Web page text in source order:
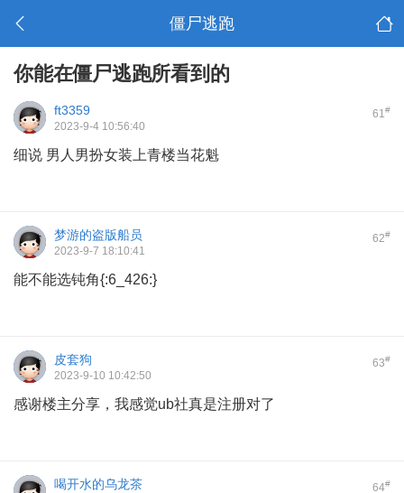
僵尸逃跑
你能在僵尸逃跑所看到的
61#
ft3359
2023-9-4 10:56:40
细说 男人男扮女装上青楼当花魁
62#
梦游的盗版船员
2023-9-7 18:10:41
能不能选钝角{:6_426:}
63#
皮套狗
2023-9-10 10:42:50
感谢楼主分享，我感觉ub社真是注册对了
64#
喝开水的乌龙茶